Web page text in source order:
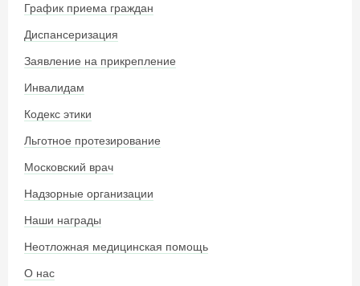
График приема граждан
Диспансеризация
Заявление на прикрепление
Инвалидам
Кодекс этики
Льготное протезирование
Московский врач
Надзорные организации
Наши награды
Неотложная медицинская помощь
О нас